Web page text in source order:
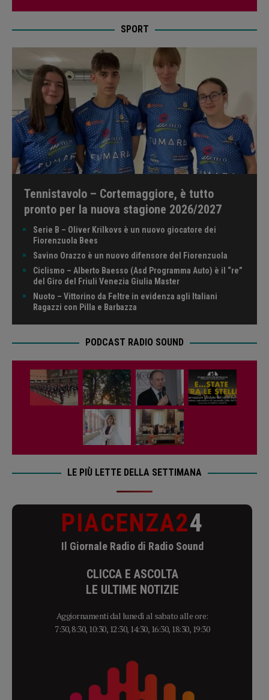
SPORT
Tennistavolo – Cortemaggiore, è tutto
pronto per la nuova stagione 2026/2027
Serie B – Oliver Krilkovs è un nuovo giocatore dei
Fiorenzuola Bees
Savino Orazzo è un nuovo difensore del Fiorenzuola
Ciclismo – Alberto Baesso (Asd Programma Auto) è il “re”
del Giro del Friuli Venezia Giulia Master
Nuoto – Vittorino da Feltre in evidenza agli Italiani
Ragazzi con Pilla e Barbazza
PODCAST RADIO SOUND
LE PIÙ LETTE DELLA SETTIMANA
PIACENZA24
Il Giornale Radio di Radio Sound
CLICCA E ASCOLTA
LE ULTIME NOTIZIE
Aggiornamenti dal lunedì al sabato alle ore:
7:30, 8:30, 10:30, 12:30, 14:30, 16:30, 18:30, 19:30